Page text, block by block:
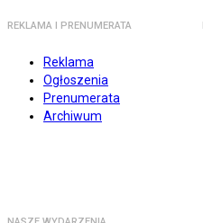
REKLAMA I PRENUMERATA
Reklama
Ogłoszenia
Prenumerata
Archiwum